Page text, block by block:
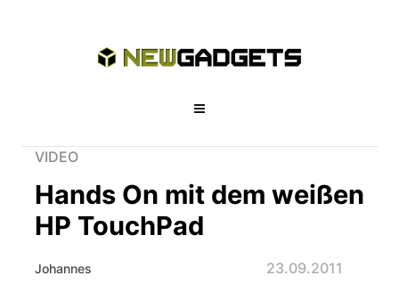
VIDEO
Hands On mit dem weißen
HP TouchPad
Johannes 23.09.2011